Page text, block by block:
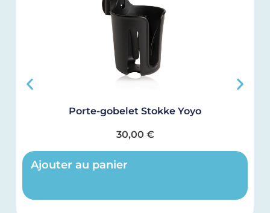
Porte-gobelet Stokke Yoyo
30,00 €
Ajouter au panier